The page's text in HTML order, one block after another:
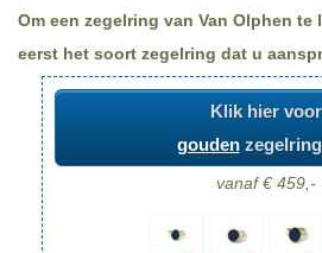
Om een zegelring van Van Olphen te
eerst het soort zegelring dat u
Klik hier voor
gouden
vanaf € 459,-